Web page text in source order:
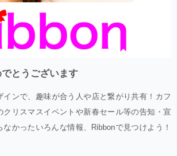
とうございます
インで、趣味が合う人や店と繋がり共有！カフ
クリスマスイベントや新春セール等の告知・宣
かったいろんな情報、Ribbonで見つけよう！